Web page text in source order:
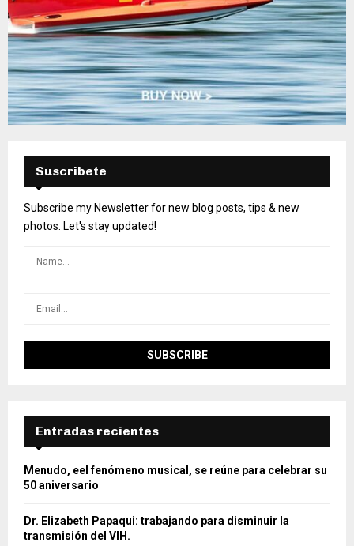
Suscribete
Subscribe my Newsletter for new blog posts, tips & new
photos. Let's stay updated!
Entradas recientes
Menudo, eel fenómeno musical, se reúne para celebrar su
50 aniversario
Dr. Elizabeth Papaqui: trabajando para disminuir la
transmisión del VIH.